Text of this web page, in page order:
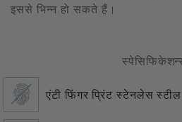
इससे भिन्न हो सकते हैं।
एंटी फिंगर प्रिंट स्टेनलेस स्टील